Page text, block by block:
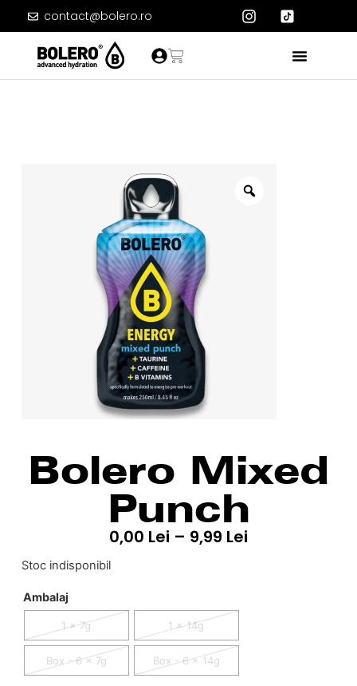
contact@bolero.ro
Bolero Mixed
Punch
0,00 Lei – 9,99 Lei
Stoc indisponibil
Ambalaj
1 x 7g 1 x 14g
Box - 6 x 7g Box - 6 x 14g